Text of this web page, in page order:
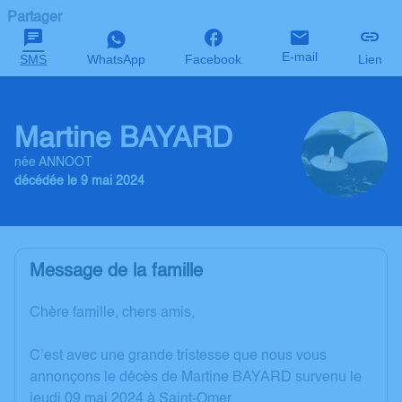
Partager
SMS WhatsApp Facebook E-mail Lien
Martine BAYARD
née ANNOOT
décédée le 9 mai 2024
Message de la famille
Chère famille, chers amis,
C’est avec une grande tristesse que nous vous
annonçons le décès de Martine BAYARD survenu le